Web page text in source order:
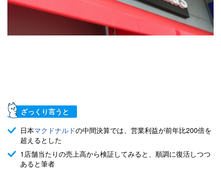
ざっくり言うと
日本マクドナルドの中間決算では、営業利益が前年比200倍を
超えるとした
1店舗当たりの売上高から検証してみると、順調に復活しつつ
あると筆者